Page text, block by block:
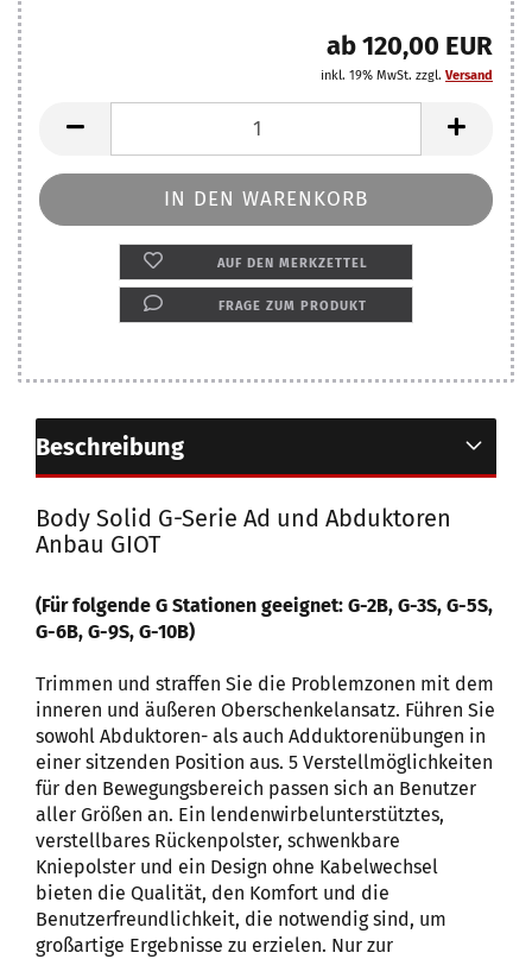
ab 120,00 EUR
inkl. 19% MwSt. zzgl. Versand
AUF DEN MERKZETTEL
FRAGE ZUM PRODUKT
Beschreibung
Body Solid G-Serie Ad und Abduktoren
Anbau GIOT
(Für folgende G Stationen geeignet: G-2B, G-3S, G-5S,
G-6B, G-9S, G-10B)
Trimmen und straffen Sie die Problemzonen mit dem
inneren und äußeren Oberschenkelansatz. Führen Sie
sowohl Abduktoren- als auch Adduktorenübungen in
einer sitzenden Position aus. 5 Verstellmöglichkeiten
für den Bewegungsbereich passen sich an Benutzer
aller Größen an. Ein lendenwirbelunterstütztes,
verstellbares Rückenpolster, schwenkbare
Kniepolster und ein Design ohne Kabelwechsel
bieten die Qualität, den Komfort und die
Benutzerfreundlichkeit, die notwendig sind, um
großartige Ergebnisse zu erzielen. Nur zur